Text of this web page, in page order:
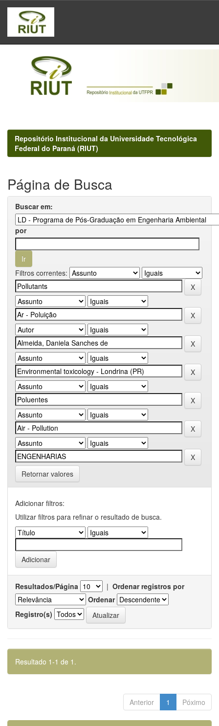
Skip
navigation
Repositório Institucional da Universidade Tecnológica
Federal do Paraná (RIUT)
Página de Busca
Buscar em:
por
Filtros correntes:
Retornar valores
Adicionar filtros:
Utilizar filtros para refinar o resultado de busca.
Resultados/Página | Ordenar registros por
Ordenar
Registro(s)
Resultado 1-1 de 1.
Anterior 1 Póximo